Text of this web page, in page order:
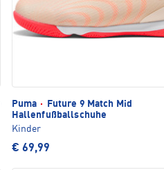
Puma ·
Future 9 Match Mid
Hallenfußballschuhe
Kinder
€ 69,99